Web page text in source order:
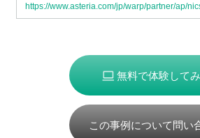
https://www.asteria.com/jp/warp/partner/ap/
無料で体験して
この事例について問い